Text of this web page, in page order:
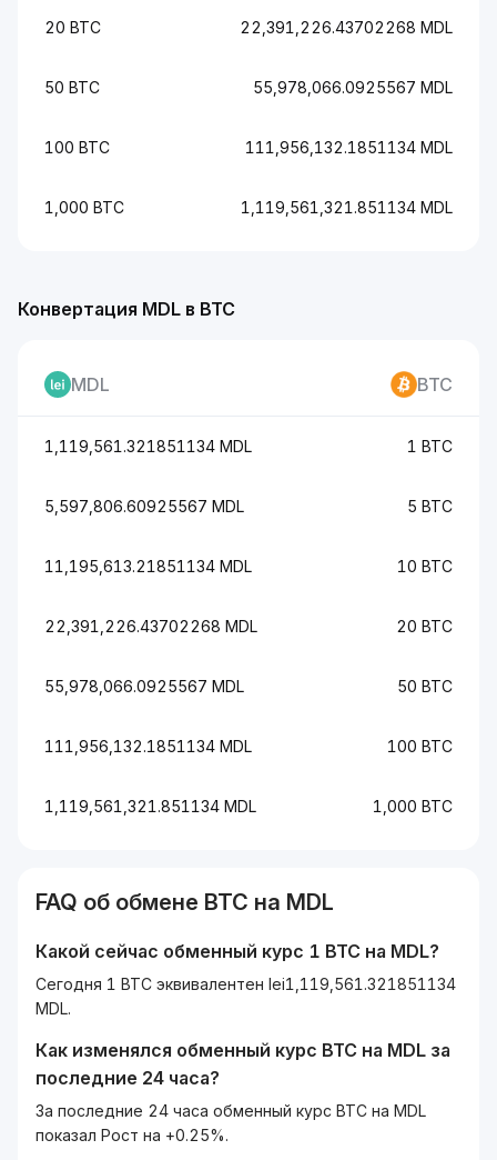
20 BTC 22,391,226.43702268 MDL
50 BTC 55,978,066.0925567 MDL
100 BTC 111,956,132.1851134 MDL
1,000 BTC 1,119,561,321.851134 MDL
Конвертация MDL в BTC
MDL BTC
1,119,561.321851134 MDL 1 BTC
5,597,806.60925567 MDL 5 BTC
11,195,613.21851134 MDL 10 BTC
22,391,226.43702268 MDL 20 BTC
55,978,066.0925567 MDL 50 BTC
111,956,132.1851134 MDL 100 BTC
1,119,561,321.851134 MDL 1,000 BTC
FAQ об обмене BTC на MDL
Какой сейчас обменный курс 1 BTC на MDL?
Сегодня 1 BTC эквивалентен lei1,119,561.321851134
MDL.
Как изменялся обменный курс BTC на MDL за
последние 24 часа?
За последние 24 часа обменный курс BTC на MDL
показал Рост на +0.25%.